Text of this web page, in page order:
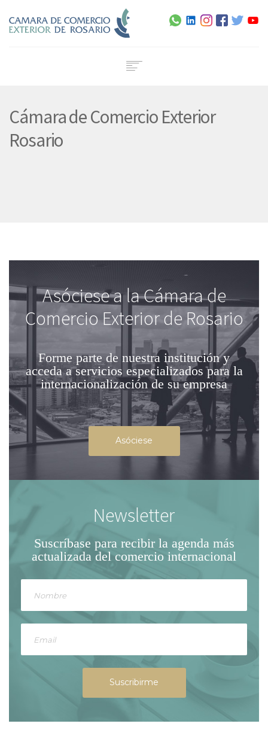
Institucional
Capacitación
Cámara de Comercio Exterior
Rosario
Asóciese a la Cámara de
Comercio Exterior de Rosario
Forme parte de nuestra institucióny
acceda a servicios especializados para la
internacionalización de su empresa
Asóciese
Newsletter
Suscríbase para recibir la agendamás
actualizada del comercio internacional
Suscribirme